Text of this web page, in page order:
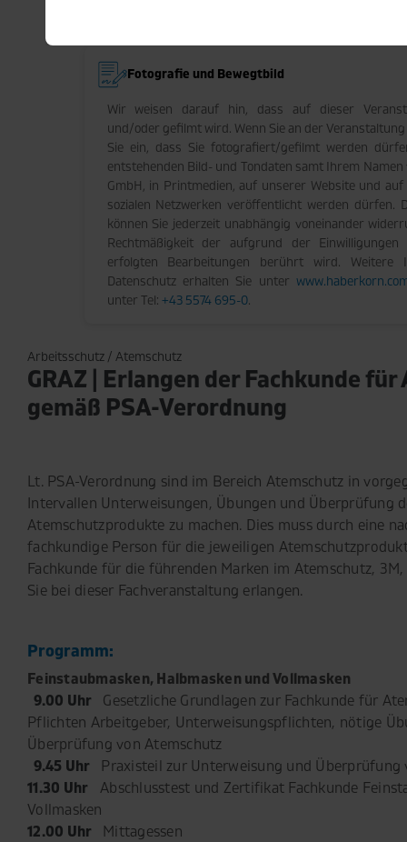
Fotografie und Bewegtbild
Wir weisen darauf hin, dass auf dieser
und/oder gefilmt wird. Wenn Sie an der
Sie ein, dass Sie fotografiert/gefilmt werden
entstehenden Bild- und Tondaten samt Ihrem
GmbH, in Printmedien, auf unserer Website und
sozialen Netzwerken veröffentlicht werden dürfen.
können Sie jederzeit unabhängig voneinander
Rechtmäßigkeit der aufgrund der
erfolgten Bearbeitungen berührt wird. Weitere
Datenschutz erhalten Sie unter
unter Tel: +43 5574 695-0.
Arbeitsschutz / Atemschutz
GRAZ | Erlangen der Fachkunde
gemäß PSA-Verordnung
Lt. PSA-Verordnung sind im Bereich Atemschutz in
Intervallen Unterweisungen, Übungen und Überprüfung
Atemschutzprodukte zu machen. Dies muss durch eine
fachkundige Person für die jeweiligen
Fachkunde für die führenden Marken im Atemschutz,
Sie bei dieser Fachveranstaltung erlangen.
Programm:
Feinstaubmasken, Halbmasken und Vollmasken
9.00 Uhr
Gesetzliche Grundlagen zur Fachkunde für
Pflichten Arbeitgeber, Unterweisungspflichten, nötige
Überprüfung von Atemschutz
9.45 Uhr
Praxisteil zur Unterweisung und
11.30 Uhr Abschlusstest und Zertifikat Fachkunde
Vollmasken
12.00 Uhr
Mittagessen